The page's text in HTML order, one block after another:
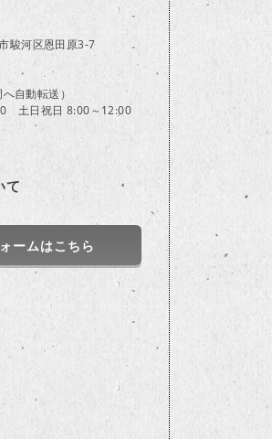
駿河区恩田原3-7
自動転送）
土日祝日 8:00～12:00
て
ームはこちら